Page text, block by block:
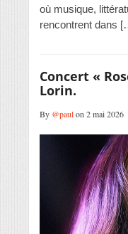
où musique,
rencontrent dans
Concert «
Lorin.
By @paulon 2 mai 2026